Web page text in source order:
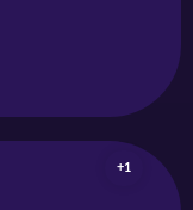
+1